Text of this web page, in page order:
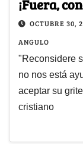
¡Fuera,
OCTUBRE 30,
ANGULO
"Reconsidere
no nos está
aceptar su
cristiano